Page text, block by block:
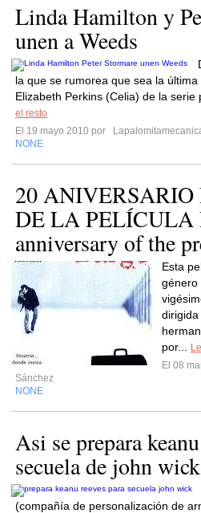
Linda Hamilton y
unen a Weeds
la que se rumorea que sea la
Elizabeth Perkins (Celia) de la serie
el resto
El 19 mayo 2010 por
NONE
20 ANIVERSARIO
DE LA PELÍCULA
anniversary of the
Esta
género
por...
El 08
Sánchez
NONE
Asi se prepara
secuela de john wick
(compañía de personalización de